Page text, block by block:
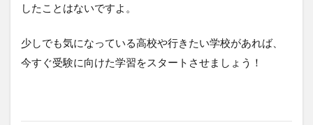
したことはないですよ。
少しでも気になっている高校や行きたい学校があれば、
今すぐ受験に向けた学習をスタートさせましょう！